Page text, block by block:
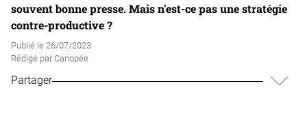
souvent bonne presse. Mais n'est-ce pas une stratégie
contre-productive ?
Partager
Publié le26/07/2023
Rédigé parCanopée